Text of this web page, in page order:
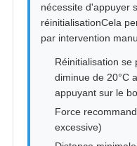
nécessite d'appuyer
réinitialisationCela
par intervention
Réinitialisation se
diminue de 20°C
appuyant sur le
Force
excessive)